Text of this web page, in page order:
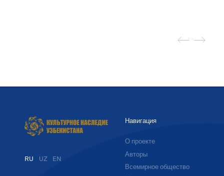
RU UZ EN
Навигация
О проекте
Авторы
Всемирное общество